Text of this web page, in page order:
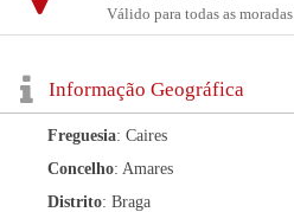
Válido para todas as moradas
Informação Geográfica
Freguesia: Caires
Concelho: Amares
Distrito: Braga